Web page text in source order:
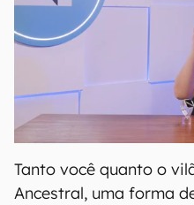
Tanto você quanto o
Ancestral, uma forma